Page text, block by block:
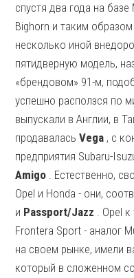
спустя два года на
Bighorn и таким
несколько иной
пятидверную модель,
«брендовом» 91-м,
успешно расползся по
выпускали в Англии, в
продаваласьVega , с
предприятия Subaru-
Amigo . Естественно,
Opel и Honda - они,
и Passport/Jazz . Opel
Frontera Sport - аналог
на своем рынке, имели
который в сложенном